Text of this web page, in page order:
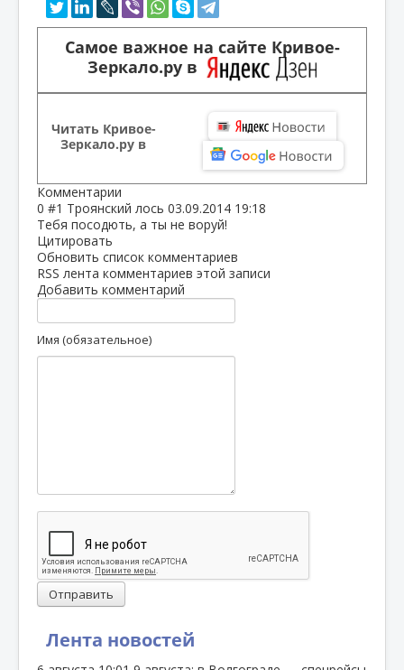
Лента новостей
Самое важное на сайте Кривое-
Зеркало.ру в
Читать Кривое-
Зеркало.ру в
Комментарии
0 #1 Троянский лось 03.09.2014 19:18
Тебя посодють, а ты не воруй!
Цитировать
Обновить список комментариев
RSS лента комментариев этой записи
Добавить комментарий
Имя (обязательное)
Отправить